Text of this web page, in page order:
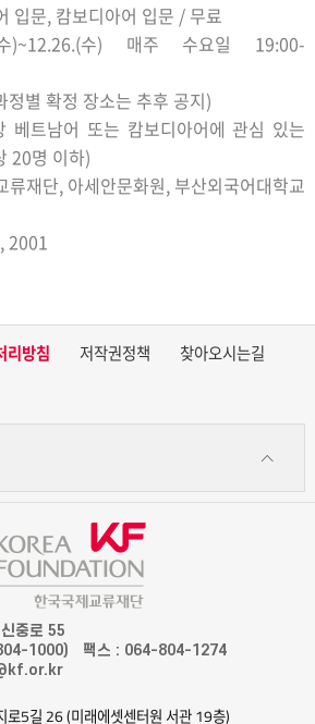
입문, 캄보디아어 입문 / 무료
)~12.26.(수) 매주 수요일 19:00-
정별 확정 장소는 추후 공지)
베트남어 또는 캄보디아어에 관심 있는
20명 이하)
류재단, 아세안문화원, 부산외국어대학교
2001
리방침 저작권정책
찾아오시는길
중로 55
1000)
팩스 : 064-804-1274
5길 26 (미래에셋센터원 서관 19층)